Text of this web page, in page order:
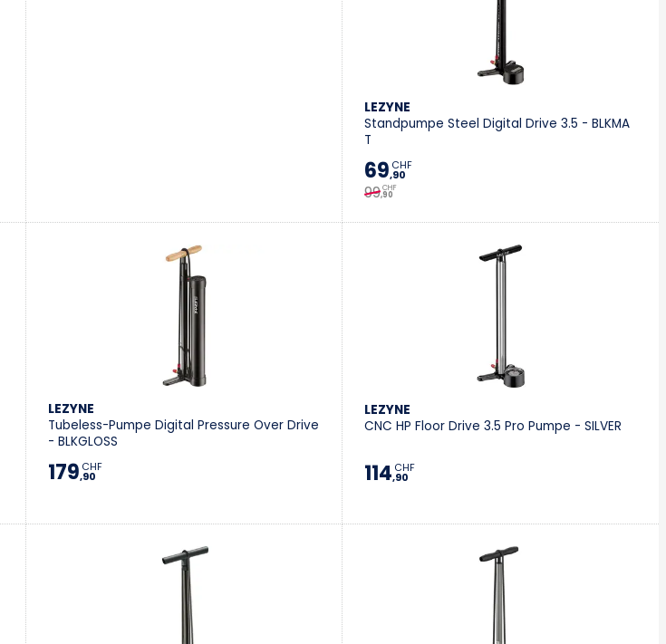
LEZYNE
Standpumpe Steel Digital Drive 3.5 - BLKMA
T
69,90
CHF
99,90
CHF
LEZYNE
Tubeless-Pumpe Digital Pressure Over Drive
- BLKGLOSS
179,90
CHF
LEZYNE
CNC HP Floor Drive 3.5 Pro Pumpe - SILVER
114,90
CHF